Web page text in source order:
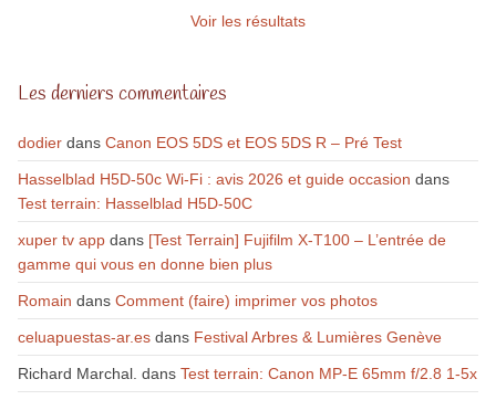
Voir les résultats
Les derniers commentaires
dodierdans Canon EOS 5DS et EOS 5DS R – Pré Test
Hasselblad H5D-50c Wi-Fi : avis 2026 et guide occasion dans
Test terrain: Hasselblad H5D-50C
xuper tv appdans [Test Terrain] Fujifilm X-T100 – L’entrée de
gamme qui vous en donne bien plus
Romain dans Comment (faire) imprimer vos photos
celuapuestas-ar.esdans Festival Arbres & Lumières Genève
Richard Marchal. dans Test terrain: Canon MP-E 65mm f/2.8 1-5x